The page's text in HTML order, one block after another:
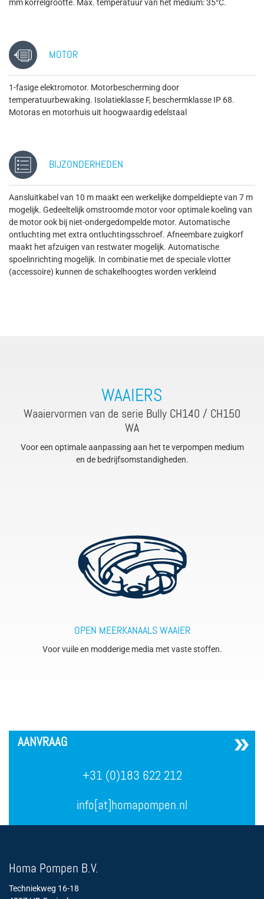
mm korrelgrootte. Max. temperatuur van het medium: 35°C.
MOTOR
1-fasige elektromotor. Motorbescherming door
temperatuurbewaking. Isolatieklasse F, beschermklasse IP 68.
Motoras en motorhuis uit hoogwaardig edelstaal
BIJZONDERHEDEN
Aansluitkabel van 10 m maakt een werkelijke dompeldiepte van 7 m
mogelijk. Gedeeltelijk omstroomde motor voor optimale koeling van
de motor ook bij niet-ondergedompelde motor. Automatische
ontluchting met extra ontluchtingsschroef. Afneembare zuigkorf
maakt het afzuigen van restwater mogelijk. Automatische
spoelinrichting mogelijk. In combinatie met de speciale vlotter
(accessoire) kunnen de schakelhoogtes worden verkleind
WAAIERS
Waaiervormen van de serie Bully CH140 / CH150
WA
Voor een optimale aanpassing aan het te verpompen medium
en de bedrijfsomstandigheden.
OPEN MEERKANAALS WAAIER
Voor vuile en modderige media met vaste stoffen.
AANVRAAG
+31 (0)183 622 212
info[at]homapompen.nl
Homa Pompen B.V.
Techniekweg 16-18